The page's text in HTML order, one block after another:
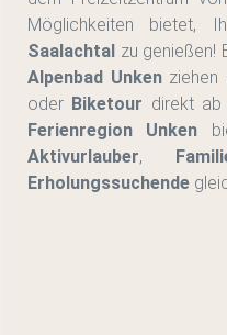
Möglichkeiten bietet,
Saalachtal zu genießen!
Alpenbad Unkenziehen
oder Biketour direkt
Ferienregion Unken
Aktivurlauber,
Erholungssuchende